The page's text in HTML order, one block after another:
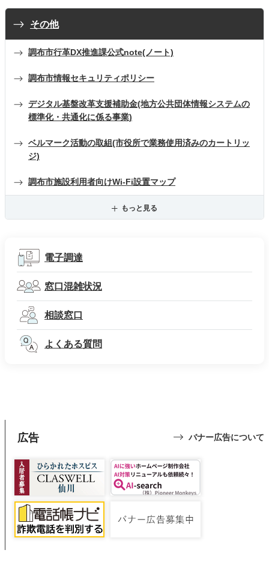
その他
調布市行革DX推進課公式note(ノート)
調布市情報セキュリティポリシー
デジタル基盤改革支援補助金(地方公共団体情報システムの
標準化・共通化に係る事業)
ベルマーク活動の取組(市役所で業務使用済みのカートリッ
ジ)
調布市施設利用者向けWi-Fi設置マップ
もっと見る
電子調達
窓口混雑状況
相談窓口
よくある質問
広告 バナー広告について